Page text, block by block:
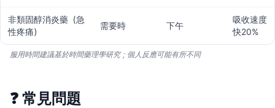
非類固醇消炎藥（急
性疼痛）
需要時 下午
吸收速度
快20%
服用時間建議基於時間藥理學研究；個人反應可能有所不同
❓ 常見問題